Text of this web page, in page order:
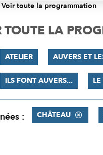
Voir toute la programmation
TOUTE LA
ATELIER AUVERS ET
ILS FONT AUVERS...
: CHÂTEAU